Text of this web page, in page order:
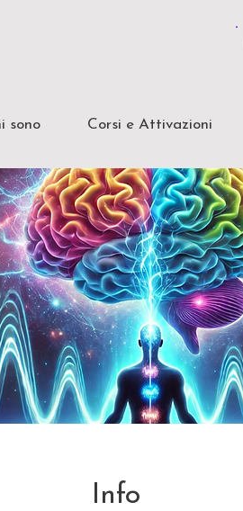
sono Corsi e Attivazioni
Info